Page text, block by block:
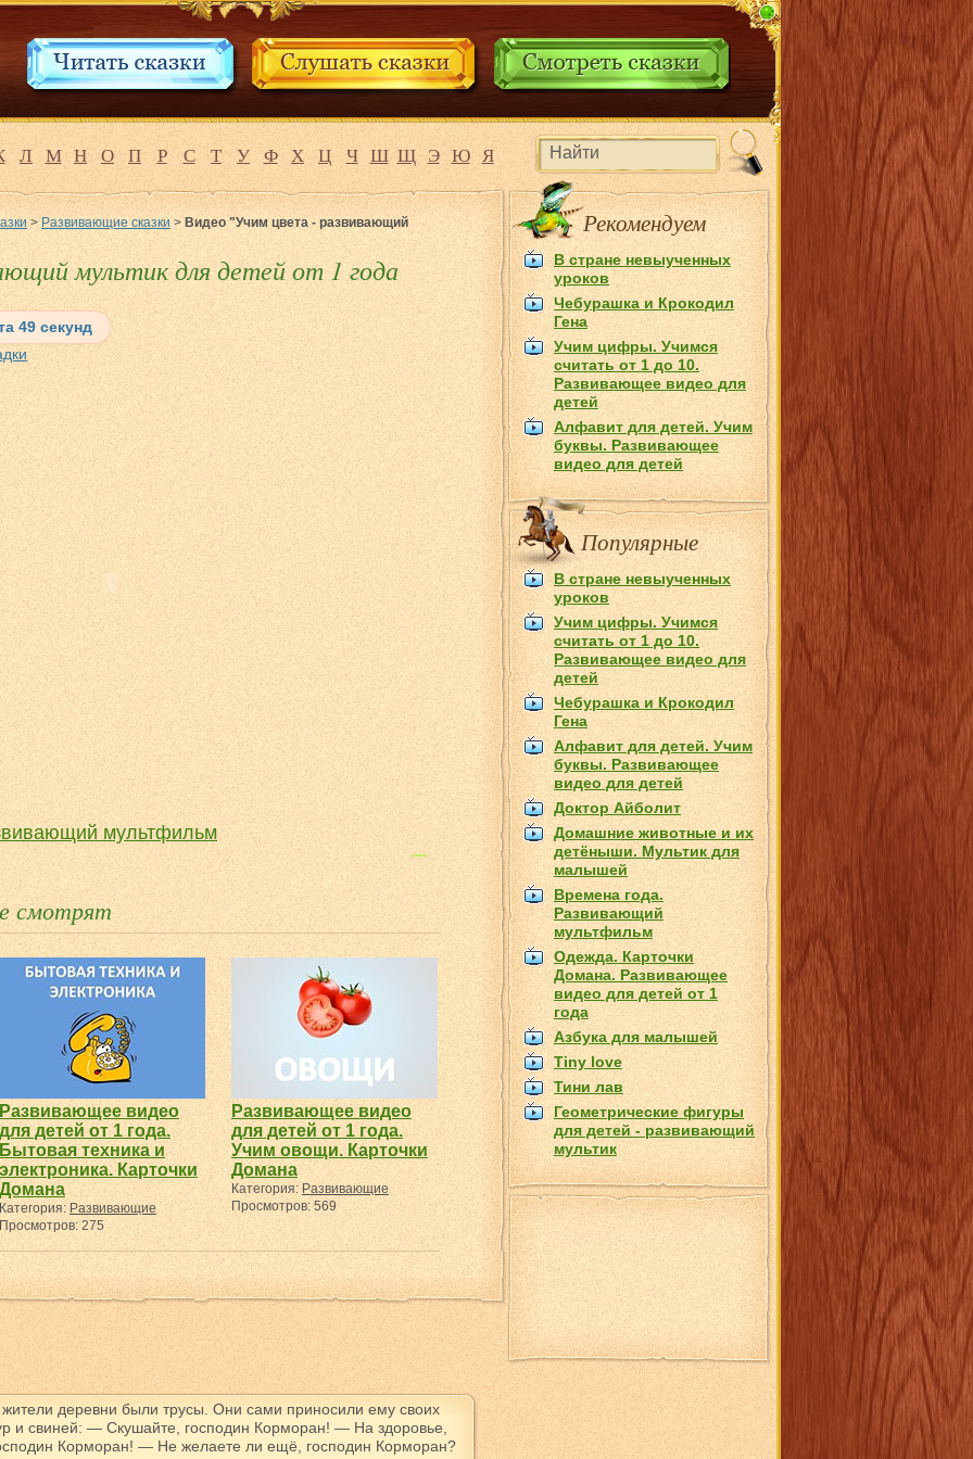
Л М Н О П Р С Т У Ф Х Ц Ч Ш Щ Э Ю Я
Рекомендуем
В стране невыученных
уроков
Чебурашка и Крокодил
Гена
Учим цифры. Учимся
считать от 1 до 10.
Развивающее видео для
детей
Алфавит для детей. Учим
буквы. Развивающее
видео для детей
Популярные
В стране невыученных
уроков
Учим цифры. Учимся
считать от 1 до 10.
Развивающее видео для
детей
Чебурашка и Крокодил
Гена
Алфавит для детей. Учим
буквы. Развивающее
видео для детей
Доктор Айболит
Домашние животные и их
детёныши. Мультик для
малышей
Времена года.
Развивающий
мультфильм
Одежда. Карточки
Домана. Развивающее
видео для детей от 1
года
Азбука для малышей
Tiny love
Тини лав
Геометрические фигуры
для детей - развивающий
мультик
> Развивающие сказки>Видео "Учим цвета - развивающий
мультик для детей от 1 года
49 секунд
мультфильм
считать до 5. Развивающее видео для
смотрят
Развивающее видео
для детей от 1 года.
Бытовая техника и
электроника. Карточки
Домана
Категория:Развивающие
Просмотров: 275
Развивающее видео
для детей от 1 года.
Учим овощи. Карточки
Домана
Категория:Развивающие
Просмотров: 569
деревни были трусы. Они сами приносили ему своих
и свиней: — Скушайте, господин Корморан! — На здоровье,
Корморан! — Не желаете ли ещё, господин Корморан?